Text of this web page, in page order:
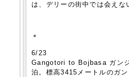
は、デリーの街中では会え
＊
6/23
Gangotori to Bojbasa ガン
泊。標高3415メートルのガ